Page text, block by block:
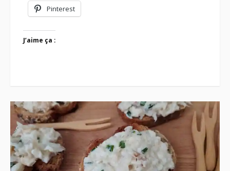
Pinterest
J’aime ça :